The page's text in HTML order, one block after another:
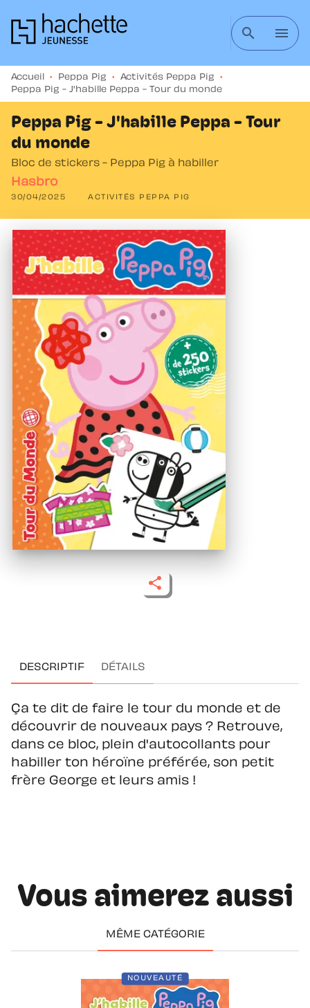
MENU RECHERCHE CONTENU
search menu
Accueil • Peppa Pig • Activités Peppa Pig
•
Peppa Pig - J'habille Peppa - Tour du monde
Peppa Pig - J'habille Peppa - Tour
du monde
Bloc de stickers - Peppa Pig à habiller
Hasbro
30/04/2025 ACTIVITÉS PEPPA PIG
DESCRIPTIF DÉTAILS
Ça te dit de faire le tour du monde et de
découvrir de nouveaux pays ? Retrouve,
dans ce bloc, plein d'autocollants pour
habiller ton héroïne préférée, son petit
frère George et leurs amis !
Vous aimerez aussi
MÊME CATÉGORIE
NOUVEAUTÉ